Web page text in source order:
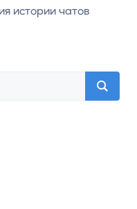
истории чатов